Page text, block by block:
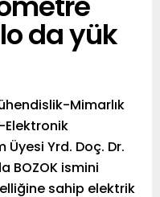
da yük
Mimarlık
Elektronik
Yrd. Doç. Dr.
BOZOK ismini
sahip elektrik